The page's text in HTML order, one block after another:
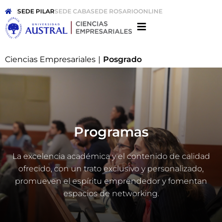
SEDE PILARSEDE CABASEDE ROSARIOONLINE
Ciencias Empresariales | Posgrado
Programas
La excelencia académica y el contenido de calidad
ofrecido, con un trato exclusivo y personalizado,
promueven el espíritu emprendedor y fomentan
espacios de networking.